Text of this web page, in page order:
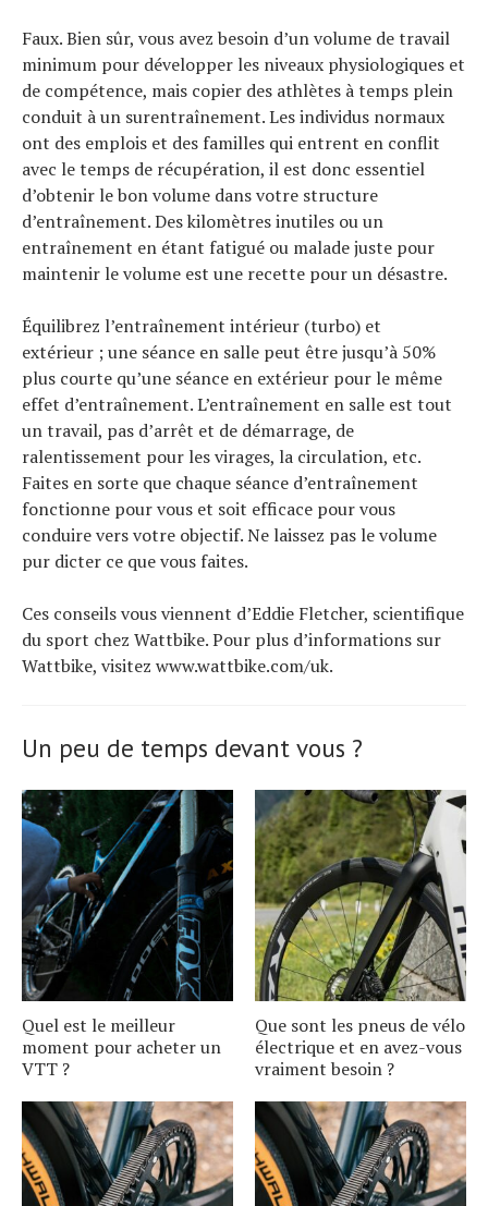
Faux. Bien sûr, vous avez besoin d’un volume de travail
minimum pour développer les niveaux physiologiques et
de compétence, mais copier des athlètes à temps plein
conduit à un surentraînement. Les individus normaux
ont des emplois et des familles qui entrent en conflit
avec le temps de récupération, il est donc essentiel
d’obtenir le bon volume dans votre structure
d’entraînement. Des kilomètres inutiles ou un
entraînement en étant fatigué ou malade juste pour
maintenir le volume est une recette pour un désastre.
Équilibrez l’entraînement intérieur (turbo) et
extérieur ; une séance en salle peut être jusqu’à 50%
plus courte qu’une séance en extérieur pour le même
effet d’entraînement. L’entraînement en salle est tout
un travail, pas d’arrêt et de démarrage, de
ralentissement pour les virages, la circulation, etc.
Faites en sorte que chaque séance d’entraînement
fonctionne pour vous et soit efficace pour vous
conduire vers votre objectif. Ne laissez pas le volume
pur dicter ce que vous faites.
Ces conseils vous viennent d’Eddie Fletcher, scientifique
du sport chez Wattbike. Pour plus d’informations sur
Wattbike, visitez www.wattbike.com/uk.
Un peu de temps devant vous ?
Quel est le meilleur
moment pour acheter un
VTT ?
Que sont les pneus de vélo
électrique et en avez-vous
vraiment besoin ?